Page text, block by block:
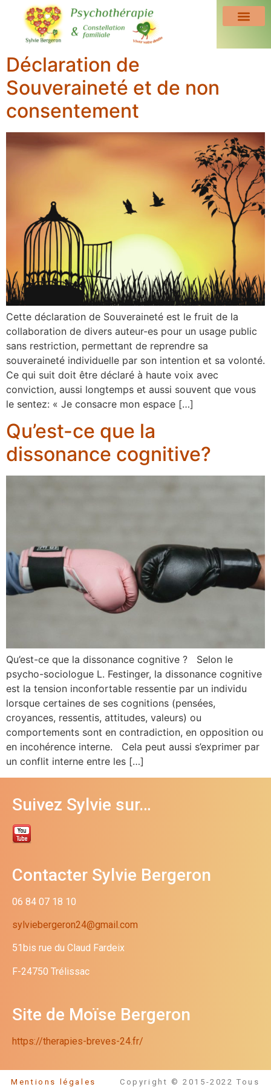
Déclaration de
Souveraineté et de non
consentement
Cette déclaration de Souveraineté est le fruit de la
collaboration de divers auteur-es pour un usage public
sans restriction, permettant de reprendre sa
souveraineté individuelle par son intention et sa volonté.
Ce qui suit doit être déclaré à haute voix avec
conviction, aussi longtemps et aussi souvent que vous
le sentez: « Je consacre mon espace […]
Qu’est-ce que la
dissonance cognitive?
Qu’est-ce que la dissonance cognitive ? Selon le
psycho-sociologue L. Festinger, la dissonance cognitive
est la tension inconfortable ressentie par un individu
lorsque certaines de ses cognitions (pensées,
croyances, ressentis, attitudes, valeurs) ou
comportements sont en contradiction, en opposition ou
en incohérence interne. Cela peut aussi s’exprimer par
un conflit interne entre les […]
Suivez Sylvie sur…
Contacter Sylvie Bergeron
06 84 07 18 10
sylviebergeron24@gmail.com
51bis rue du Claud Fardeix
F-24750 Trélissac
Site de Moïse Bergeron
https://therapies-breves-24.fr/
Mentions légales Copyright © 2015-2022 Tous